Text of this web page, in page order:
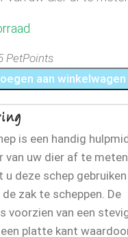
PetPoints
aan winkelwagen
is een handig
van uw dier af te
u deze schep
zak te scheppen. De
voorzien van een
platte kant